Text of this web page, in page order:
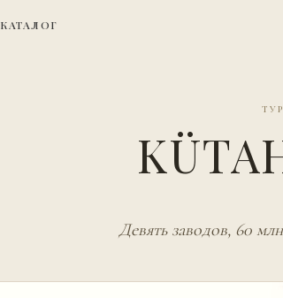
Девять заводов, 60
КАТАЛОГ